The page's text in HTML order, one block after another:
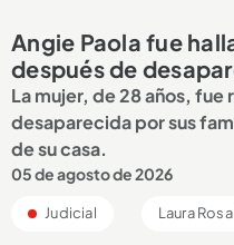
Angie Paola fue
después de
La mujer, de 28 años,
desaparecida por sus
de su casa.
05 de agosto de 2026
Judicial Laura